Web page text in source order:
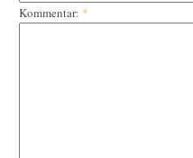
Kommentar: *